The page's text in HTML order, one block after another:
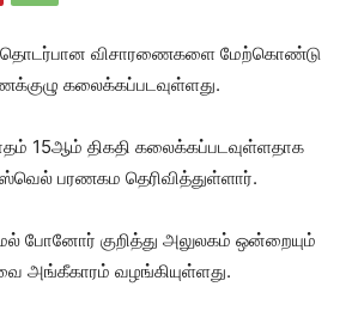
விசாரணைகளை மேற்கொண்டு
கலைக்கப்படவுள்ளது.
15ஆம் திகதி கலைக்கப்படவுள்ளதாக
பரணகம தெரிவித்துள்ளார்.
போனோர் குறித்து அலுலகம் ஒன்றையும்
அங்கீகாரம் வழங்கியுள்ளது.